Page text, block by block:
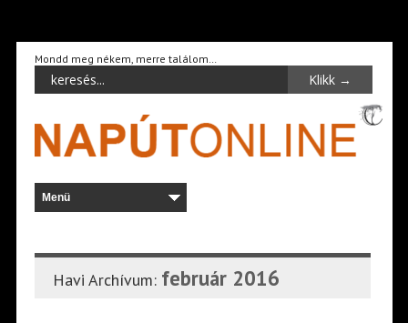
Mondd meg nékem, merre találom…
Havi Archívum: február 2016